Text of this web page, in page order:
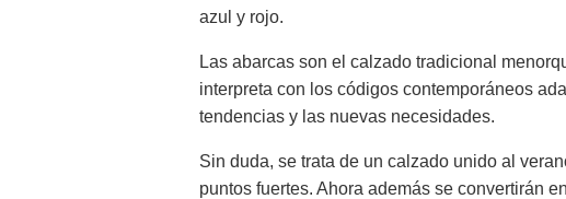
azul y rojo.
Las abarcas son el calzado tradicional
interpreta con los códigos contemporáneos
tendencias y las nuevas necesidades.
Sin duda, se trata de un calzado unido al
puntos fuertes. Ahora además se convertirán